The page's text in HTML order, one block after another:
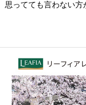
思ってても言わない方